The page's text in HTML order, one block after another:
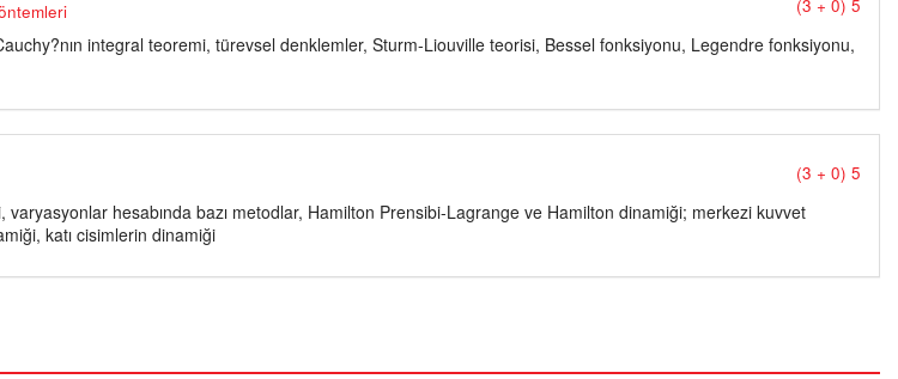
(3 + 0) 5
integral teoremi, türevsel denklemler, Sturm-Liouville teorisi, Bessel fonksiyonu, Legendre fonksiyonu,
(3 + 0) 5
hesabında bazı metodlar, Hamilton Prensibi-Lagrange ve Hamilton dinamiği; merkezi kuvvet
katı cisimlerin dinamiği